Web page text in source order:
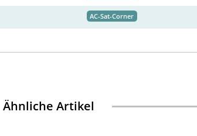
AC-Sat-Corner
Ähnliche Artikel